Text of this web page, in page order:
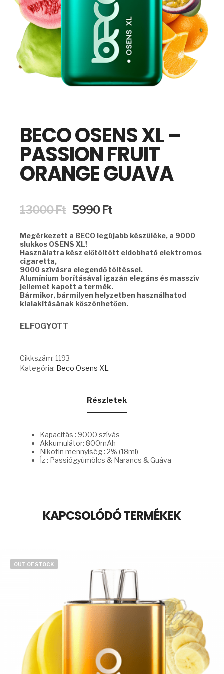
BECO OSENS XL –
PASSION FRUIT
ORANGE GUAVA
13000Ft Original
13000 Ft.
5990 FtCurrent
5990 Ft.
Megérkezett a BECO legújabb készüléke, a 9000
slukkos OSENS XL!
Használatra kész előtöltött eldobható elektromos
cigaretta,
9000 szívásra elegendő töltéssel.
Alumínium borításával igazán elegáns és masszív
jellemet kapott a termék.
Bármikor, bármilyen helyzetben használhatod
kialakításának köszönhetően.
ELFOGYOTT
Cikkszám: 1193
Kategória: Beco Osens XL
Részletek
Kapacitás : 9000 szívás
Akkumulátor: 800mAh
Nikotin mennyiség : 2% (18ml)
Íz : Passiógyümölcs & Narancs & Guáva
KAPCSOLÓDÓ TERMÉKEK
OUT OF STOCK